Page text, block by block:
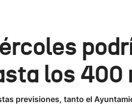
los 400
previsiones, tanto el